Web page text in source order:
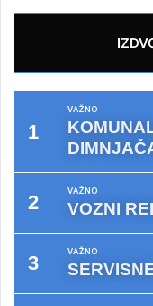
VAŽNO
VAŽNO
VOZNI
VAŽNO